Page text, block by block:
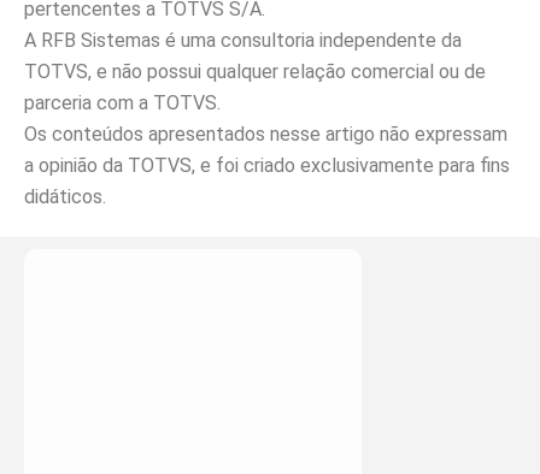
pertencentes a TOTVS S/A.
A RFB Sistemas é uma consultoria independente da
TOTVS, e não possui qualquer relação comercial ou de
parceria com a TOTVS.
Os conteúdos apresentados nesse artigo não expressam
a opinião da TOTVS, e foi criado exclusivamente para fins
didáticos.